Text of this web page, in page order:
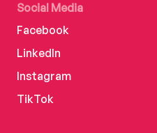
Social Media
Facebook
LinkedIn
Instagram
TikTok